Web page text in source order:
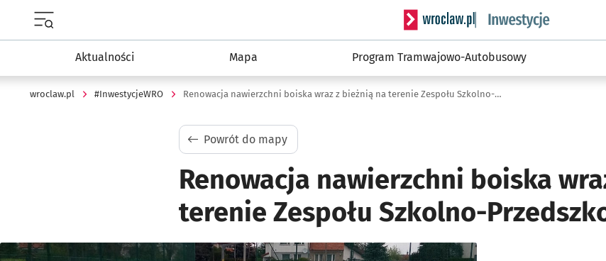
Serwis informacyjny wroclaw.pl
Aktualności Mapa Program Tramwajowo-Autobusowy
wroclaw.pl #InwestycjeWRO Renowacja nawierzchni boiska wraz z bieżnią na terenie Zespołu Szkolno-Przedszkolnego nr 14
Powrót do mapy
Renowacja nawierzchni boiska
terenie Zespołu Szkolno-
Kliknij, aby powiększyć